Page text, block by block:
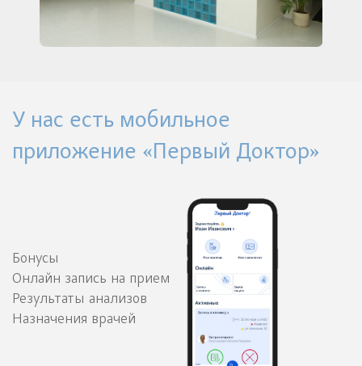
У нас есть мобильное
приложение «Первый Доктор»
Бонусы
Онлайн запись на прием
Результаты анализов
Назначения врачей